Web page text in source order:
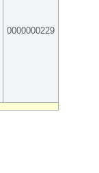
0000000229